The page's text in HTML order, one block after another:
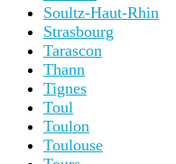
Soultz-Haut-Rhin
Strasbourg
Tarascon
Thann
Tignes
Toul
Toulon
Toulouse